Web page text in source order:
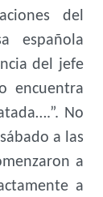
del
española
del jefe
encuentra
No
a las
a
a